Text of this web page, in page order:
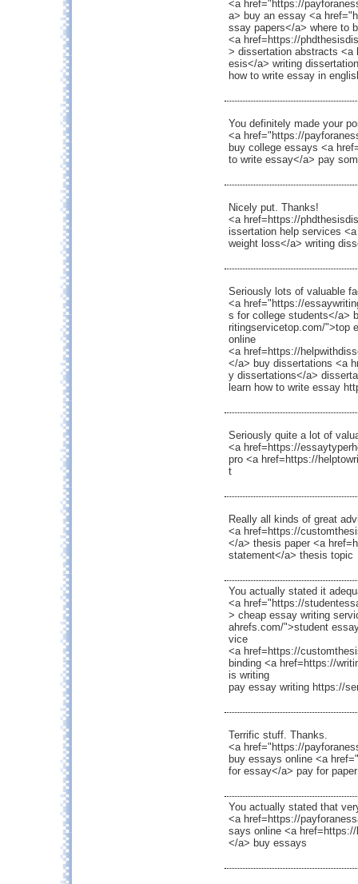
<a href="https://
a> buy an essay <a
ssay papers</a> where to
<a href=https://
> dissertation abstracts <a
esis</a> writing
how to write essay in
You definitely made your
<a href="https://
buy college essays <a
to write essay</a> pay
Nicely put. Thanks!
<a href=https://
issertation help services
weight loss</a> writing
Seriously lots of valuable
<a href="https://
s for college students</a>
ritingservicetop.com/">top
online
<a href=https://
</a> buy dissertations <a
y dissertations</a>
learn how to write essay
Seriously quite a lot of
<a href=https://
pro <a href=https://
t
Really all kinds of great
<a href=https://
</a> thesis paper <a
statement</a> thesis topic
You actually stated it
<a href="https://
> cheap essay writing
ahrefs.com/">student
vice
<a href=https://
binding <a href=https://
is writing
pay essay writing https://
Terrific stuff. Thanks.
<a href="https://
buy essays online <a
for essay</a> pay for paper
You actually stated that
<a href=https://
says online <a
</a> buy essays